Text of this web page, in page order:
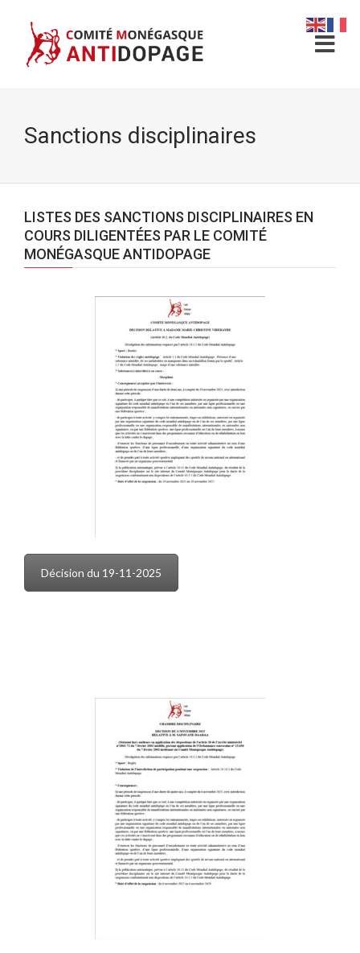
Sanctions disciplinaires
LISTES DES SANCTIONS DISCIPLINAIRES EN
COURS DILIGENTÉES PAR LE COMITÉ
MONÉGASQUE ANTIDOPAGE
Décision du 19-11-2025